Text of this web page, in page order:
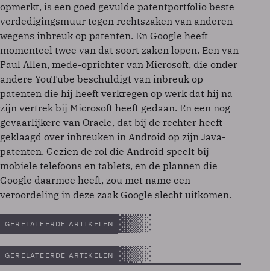
opmerkt, is een goed gevulde patentportfolio beste
verdedigingsmuur tegen rechtszaken van anderen
wegens inbreuk op patenten. En Google heeft
momenteel twee van dat soort zaken lopen. Een van
Paul Allen, mede-oprichter van Microsoft, die onder
andere YouTube beschuldigt van inbreuk op
patenten die hij heeft verkregen op werk dat hij na
zijn vertrek bij Microsoft heeft gedaan. En een nog
gevaarlijkere van Oracle, dat bij de rechter heeft
geklaagd over inbreuken in Android op zijn Java-
patenten. Gezien de rol die Android speelt bij
mobiele telefoons en tablets, en de plannen die
Google daarmee heeft, zou met name een
veroordeling in deze zaak Google slecht uitkomen.
GERELATEERDE ARTIKELEN
GERELATEERDE ARTIKELEN